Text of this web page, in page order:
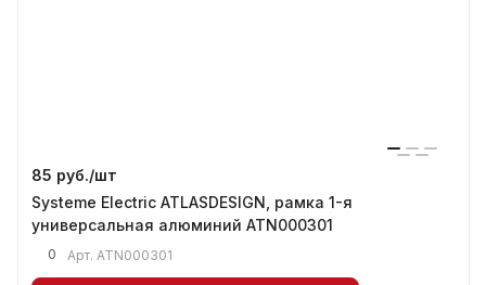
85 руб./шт
Systeme Electric ATLASDESIGN, рамка 1-я
универсальная алюминий ATN000301
0 Арт. ATN000301